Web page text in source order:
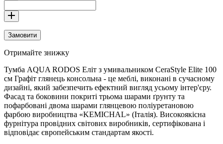
Замовити
Отримайте знижку
Тумба AQUA RODOS Еліт з умивальником CeraStyle Elite 100
см Графіт глянець консольна - це меблі, виконані в сучасному
дизайні, який забезпечить ефектний вигляд усьому інтер'єру.
Фасад та боковини покриті трьома шарами ґрунту та
пофарбовані двома шарами глянцевою поліуретановою
фарбою виробництва «KEMICHAL» (Італія). Високоякісна
фурнітура провідних світових виробників, сертифікована і
відповідає європейським стандартам якості.